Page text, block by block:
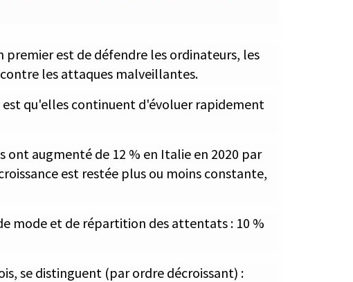
premier est de défendre les ordinateurs, les
les attaques malveillantes.
est qu'elles continuent d'évoluer rapidement
ont augmenté de 12 % en Italie en 2020 par
est restée plus ou moins constante,
mode et de répartition des attentats : 10 %
se distinguent (par ordre décroissant) :